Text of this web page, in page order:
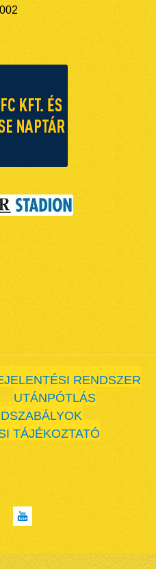
RENDSZER
UTÁNPÓTLÁS
TÁJÉKOZTATÓ